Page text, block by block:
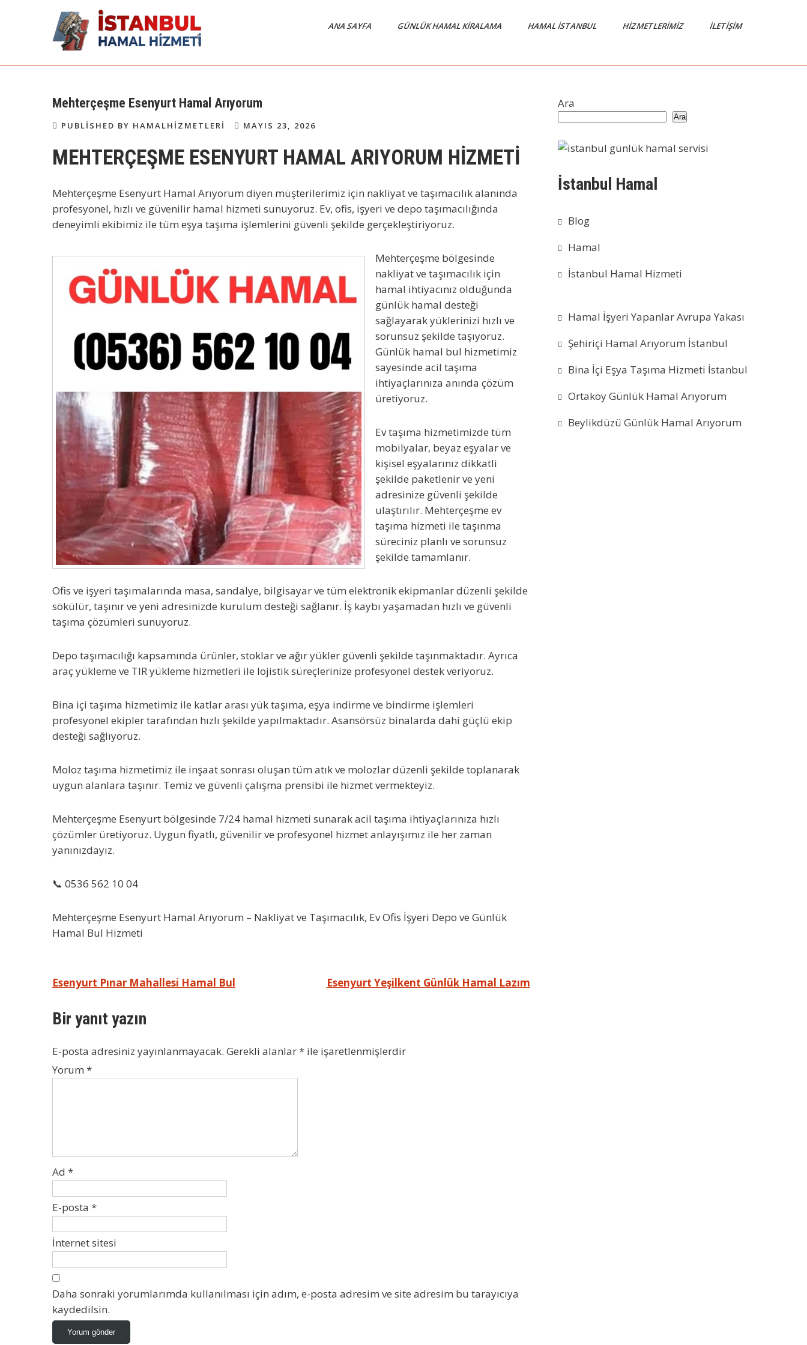
İstanbul Günlük
Arıyorum Hamal
Lazım
Acil Hamal Bul – İstanbul Geneli
ANA SAYFA GÜNLÜK HAMAL KIRALAMA HAMAL İSTANBUL HIZMETLERIMIZ İLETIŞIM
Mehterçeşme Esenyurt Hamal Arıyorum
PUBLISHED BY HAMALHIZMETLERI MAYIS 23, 2026
MEHTERÇEŞME ESENYURT HAMAL ARIYORUM HİZMETİ
Mehterçeşme Esenyurt Hamal Arıyorum diyen müşterilerimiz için nakliyat ve taşımacılık alanında
profesyonel, hızlı ve güvenilir hamal hizmeti sunuyoruz. Ev, ofis, işyeri ve depo taşımacılığında
deneyimli ekibimiz ile tüm eşya taşıma işlemlerini güvenli şekilde gerçekleştiriyoruz.
Mehterçeşme bölgesinde
nakliyat ve taşımacılık için
hamal ihtiyacınız olduğunda
günlük hamal desteği
sağlayarak yüklerinizi hızlı ve
sorunsuz şekilde taşıyoruz.
Günlük hamal bul hizmetimiz
sayesinde acil taşıma
ihtiyaçlarınıza anında çözüm
üretiyoruz.
Ev taşıma hizmetimizde tüm
mobilyalar, beyaz eşyalar ve
kişisel eşyalarınız dikkatli
şekilde paketlenir ve yeni
adresinize güvenli şekilde
ulaştırılır. Mehterçeşme ev
taşıma hizmeti ile taşınma
süreciniz planlı ve sorunsuz
şekilde tamamlanır.
Ofis ve işyeri taşımalarında masa, sandalye, bilgisayar ve tüm elektronik ekipmanlar düzenli şekilde
sökülür, taşınır ve yeni adresinizde kurulum desteği sağlanır. İş kaybı yaşamadan hızlı ve güvenli
taşıma çözümleri sunuyoruz.
Depo taşımacılığı kapsamında ürünler, stoklar ve ağır yükler güvenli şekilde taşınmaktadır. Ayrıca
araç yükleme ve TIR yükleme hizmetleri ile lojistik süreçlerinize profesyonel destek veriyoruz.
Bina içi taşıma hizmetimiz ile katlar arası yük taşıma, eşya indirme ve bindirme işlemleri
profesyonel ekipler tarafından hızlı şekilde yapılmaktadır. Asansörsüz binalarda dahi güçlü ekip
desteği sağlıyoruz.
Moloz taşıma hizmetimiz ile inşaat sonrası oluşan tüm atık ve molozlar düzenli şekilde toplanarak
uygun alanlara taşınır. Temiz ve güvenli çalışma prensibi ile hizmet vermekteyiz.
Mehterçeşme Esenyurt bölgesinde 7/24 hamal hizmeti sunarak acil taşıma ihtiyaçlarınıza hızlı
çözümler üretiyoruz. Uygun fiyatlı, güvenilir ve profesyonel hizmet anlayışımız ile her zaman
yanınızdayız.
📞 0536 562 10 04
Mehterçeşme Esenyurt Hamal Arıyorum – Nakliyat ve Taşımacılık, Ev Ofis İşyeri Depo ve Günlük
Hamal Bul Hizmeti
Yazı
Esenyurt Pınar Mahallesi Hamal Bul Esenyurt Yeşilkent Günlük Hamal Lazım
Bir yanıt yazın
E-posta adresiniz yayınlanmayacak. Gerekli alanlar* ile işaretlenmişlerdir
Yorum *
Ad *
E-posta *
İnternet sitesi
Daha sonraki yorumlarımda kullanılması için adım, e-posta adresim ve site adresim bu tarayıcıya
kaydedilsin.
Ara
Ara
İstanbul Hamal
Blog
Hamal
İstanbul Hamal Hizmeti
Hamal İşyeri Yapanlar Avrupa Yakası
Şehiriçi Hamal Arıyorum İstanbul
Bina İçi Eşya Taşıma Hizmeti İstanbul
Ortaköy Günlük Hamal Arıyorum
Beylikdüzü Günlük Hamal Arıyorum